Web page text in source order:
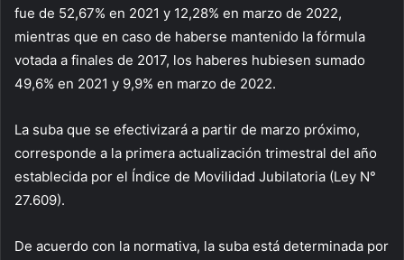
fue de 52,67% en 2021 y 12,28% en marzo de 2022,
mientras que en caso de haberse mantenido la fórmula
votada a finales de 2017, los haberes hubiesen sumado
49,6% en 2021 y 9,9% en marzo de 2022.
La suba que se efectivizará a partir de marzo próximo,
corresponde a la primera actualización trimestral del año
establecida por el Índice de Movilidad Jubilatoria (Ley N°
27.609).
De acuerdo con la normativa, la suba está determinada por